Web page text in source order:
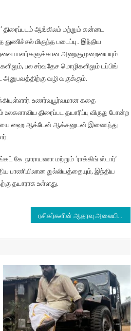
‘ திரைப்படம் ஆங்கிலம் மற்றும் கன்னட
மிகுந்த படைப்பு.. இந்திய
அணுகுமுறையையும்
பல சர்வதேச மொழிகளிலும் டப்பிங்
வழி வகுக்கும்.
உணர்வுபூர்வமான கதை
திரைப்பட தயாரிப்பு விருது போன்ற
ஹை ஆக்டேன் ஆக்சனுடன் இணைந்து
கே. நாராயணா மற்றும் ‘ராக்கிங் ஸ்டார்’‌
பாணியிலான துல்லியத்தையும், இந்திய
தயாராக உள்ளது.
ரசிகர்களின் ஆதரவு அலையில் யுவன் சங்கர் ராஜாவின் ‘ஸ்வீட் ஹார்ட்’